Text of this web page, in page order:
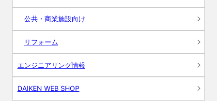
公共・商業施設向け
リフォーム
エンジニアリング情報
DAIKEN WEB SHOP